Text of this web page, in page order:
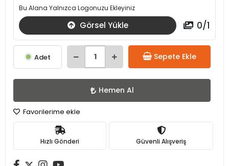
Bu Alana Yalnızca Logonuzu Ekleyiniz
Görsel Yükle 0/1
Adet Sepete Ekle
Hemen Al
Favorilerime ekle
Hızlı Gönderi Güvenli Alışveriş